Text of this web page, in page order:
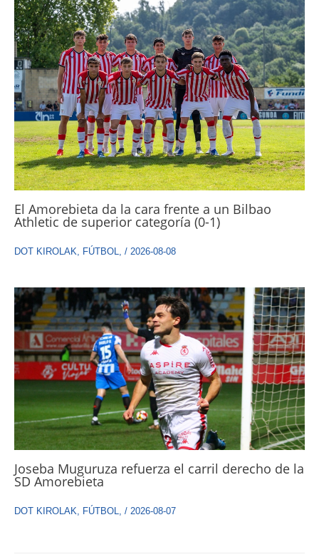
El Amorebieta da la cara frente a un Bilbao
Athletic de superior categoría (0-1)
DOT KIROLAK FÚTBOL / 2026-08-08
Joseba Muguruza refuerza el carril derecho de la
SD Amorebieta
DOT KIROLAK, FÚTBOL, / 2026-08-07